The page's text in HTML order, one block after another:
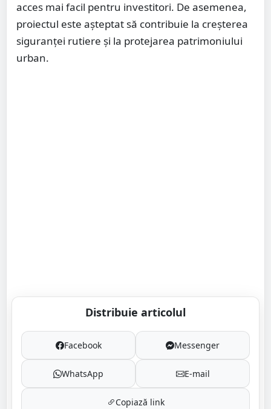
acces mai facil pentru investitori. De asemenea,
proiectul este așteptat să contribuie la creșterea
siguranței rutiere și la protejarea patrimoniului
urban.
Distribuie articolul
Facebook Messenger
WhatsApp E-mail
Copiază link